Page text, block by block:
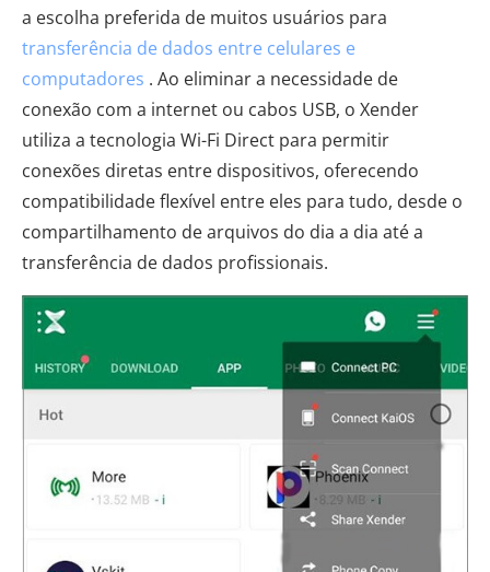
a escolha preferida de muitos usuários para
transferência de dados entre celulares e
computadores . Ao eliminar a necessidade de
conexão com a internet ou cabos USB, o Xender
utiliza a tecnologia Wi-Fi Direct para permitir
conexões diretas entre dispositivos, oferecendo
compatibilidade flexível entre eles para tudo, desde o
compartilhamento de arquivos do dia a dia até a
transferência de dados profissionais.